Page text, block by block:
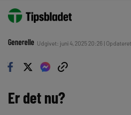
Generelle Udgivet: juni 4, 2025 20:26 |
Er det nu?